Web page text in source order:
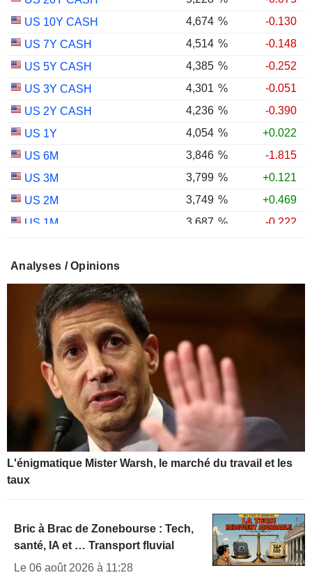
US 10Y CASH
4,674 %
-0.130
US 7Y CASH
4,514 %
-0.148
US 5Y CASH
4,385 %
-0.252
US 3Y CASH
4,301 %
-0.051
US 2Y CASH
4,236 %
-0.390
US 1Y
4,054 %
+0.022
US 6M
3,846 %
-1.815
US 3M
3,799 %
+0.121
US 2M
3,749 %
+0.469
US 1M
3,687 %
-0.222
US 10Y INFLATION INDEXED
US 5Y INFLATION INDEXED
Analyses / Opinions
L'énigmatique Mister Warsh, le marché du travail et les
taux
Bric à Brac de Zonebourse : Tech,
santé, IA et … Transport fluvial
Le 06 août 2026 à 11:28